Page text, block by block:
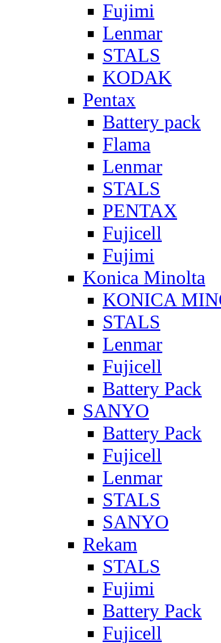
Fujimi
Lenmar
STALS
KODAK
Pentax
Battery pack
Flama
Lenmar
STALS
PENTAX
Fujicell
Fujimi
Konica Minolta
KONICA
STALS
Lenmar
Fujicell
Battery Pack
SANYO
Battery Pack
Fujicell
Lenmar
STALS
SANYO
Rekam
STALS
Fujimi
Battery Pack
Fujicell